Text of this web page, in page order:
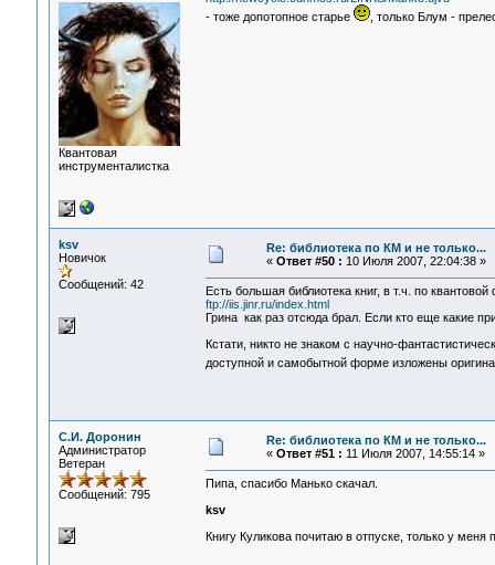
Квантовая
инструменталистка
- тоже допотопное старье
, только Блум -
ksv
Новичок
Сообщений: 42
Re: библиотека по КМ и не только...
« Ответ #50 : 10 Июля 2007, 22:04:38 »
Есть большая библиотека книг, в т.ч. по квантовой
ftp://iis.jinr.ru/index.html
Грина как раз отсюда брал. Если кто еще какие
Кстати, никто не знаком с научно-
доступной и самобытной форме изложены
С.И. Доронин
Администратор
Ветеран
Сообщений: 795
Re: библиотека по КМ и не только...
« Ответ #51 : 11 Июля 2007, 14:55:14 »
Пипа, спасибо Манько скачал.
ksv
Книгу Куликова почитаю в отпуске, только у